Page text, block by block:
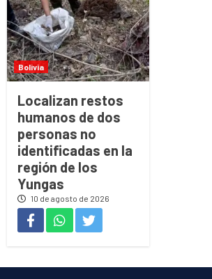
Bolivia
Localizan restos
humanos de dos
personas no
identificadas en la
región de los
Yungas
10 de agosto de 2026